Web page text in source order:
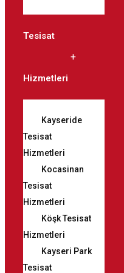
Tesisat
Hizmetleri
Kayseride
Tesisat
Hizmetleri
Kocasinan
Tesisat
Hizmetleri
Köşk Tesisat
Hizmetleri
Kayseri Park
Tesisat